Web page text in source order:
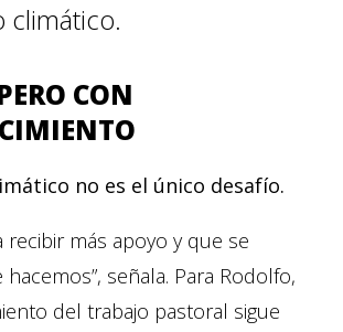
climático.
CON
no es el único desafío.
recibir más apoyo y que se
señala. Para Rodolfo,
del trabajo pastoral sigue